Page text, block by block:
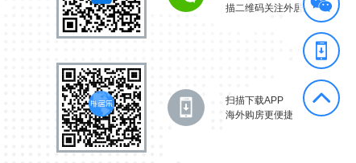
描二维码关注外居乐。
扫描下载APP
海外购房更便捷